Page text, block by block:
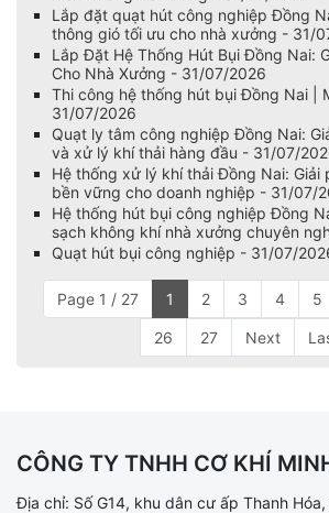
Lắp đặt quạt hút công nghiệp Đồng
thông gió tối ưu cho nhà xưởng - 31/
Lắp Đặt Hệ Thống Hút Bụi Đồng Nai:
Cho Nhà Xưởng - 31/07/2026
Thi công hệ thống hút bụi Đồng Nai |
31/07/2026
Quạt ly tâm công nghiệp Đồng Nai:
và xử lý khí thải hàng đầu - 31/07/
Hệ thống xử lý khí thải Đồng Nai: Giải
bền vững cho doanh nghiệp - 31/07/
Hệ thống hút bụi công nghiệp Đồng
sạch không khí nhà xưởng chuyên
Quạt hút bụi công nghiệp - 31/07/
Page 1 / 27 1 2 3 4 5
26 27 Next
CÔNG TY TNHH CƠ KHÍ
Địa chỉ: Số G14, khu dân cư ấp Thanh